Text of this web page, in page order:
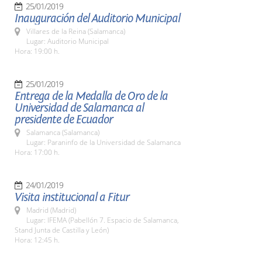
25/01/2019
Inauguración del Auditorio Municipal
Villares de la Reina (Salamanca)
Lugar: Auditorio Municipal
Hora: 19:00 h.
25/01/2019
Entrega de la Medalla de Oro de la
Universidad de Salamanca al
presidente de Ecuador
Salamanca (Salamanca)
Lugar: Paraninfo de la Universidad de Salamanca
Hora: 17:00 h.
24/01/2019
Visita institucional a Fitur
Madrid (Madrid)
Lugar: IFEMA (Pabellón 7. Espacio de Salamanca,
Stand Junta de Castilla y León)
Hora: 12:45 h.